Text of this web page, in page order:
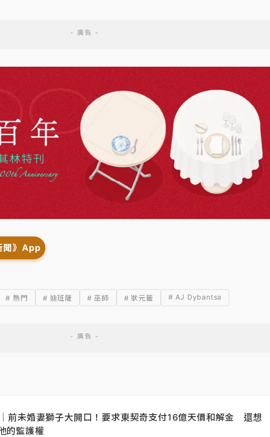
聞》App
# 熱門 # 迪班薩 # 巫師 # 狀元籤 # AJ Dybantsa
前未婚妻獅子大開口！要求東契奇支付16億天價和解金 還想
的監護權